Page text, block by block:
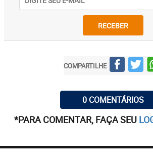
RECEBER
COMPARTILHE
0 COMENTÁRIOS
*PARA COMENTAR, FAÇA SEU